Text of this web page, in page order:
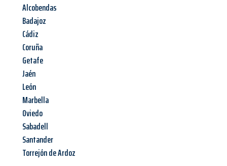
Alcobendas
Badajoz
Cádiz
Coruña
Getafe
Jaén
León
Marbella
Oviedo
Sabadell
Santander
Torrejón de Ardoz